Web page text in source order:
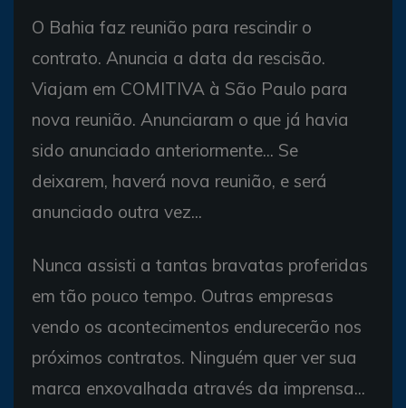
O Bahia faz reunião para rescindir o
contrato. Anuncia a data da rescisão.
Viajam em COMITIVA à São Paulo para
nova reunião. Anunciaram o que já havia
sido anunciado anteriormente... Se
deixarem, haverá nova reunião, e será
anunciado outra vez...
Nunca assisti a tantas bravatas proferidas
em tão pouco tempo. Outras empresas
vendo os acontecimentos endurecerão nos
próximos contratos. Ninguém quer ver sua
marca enxovalhada através da imprensa...